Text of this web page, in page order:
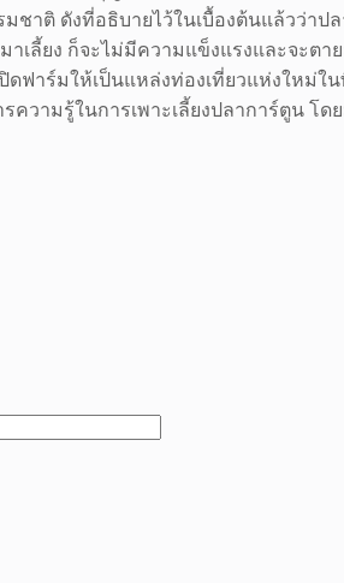
าติ ดังที่อธิบายไว้ในเบื้องต้นแล้วว่าป
ลี้ยง ก็จะไม่มีความแข็งแรงและจะตา
ดฟาร์มให้เป็นแหล่งท่องเที่ยวแห่งให
ามรู้ในการเพาะเลี้ยงปลาการ์ตูน โด